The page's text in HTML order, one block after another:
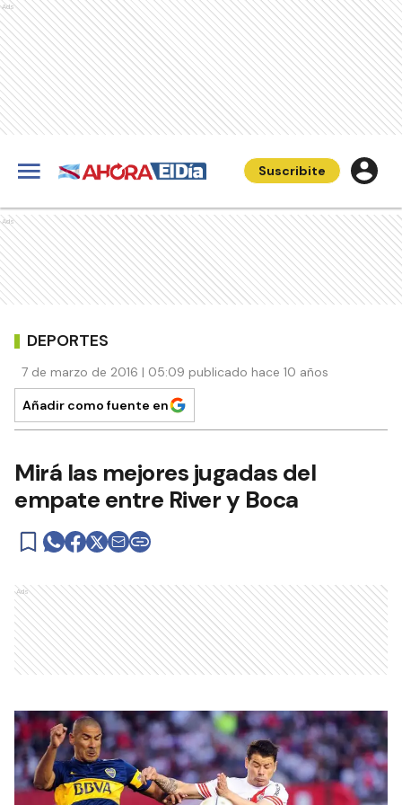
Ads
Suscribite
Ads
DEPORTES
7 de marzo de 2016 | 05:09 publicado hace 10 años
Añadir como fuente en
Mirá las mejores jugadas del
empate entre River y Boca
Ads